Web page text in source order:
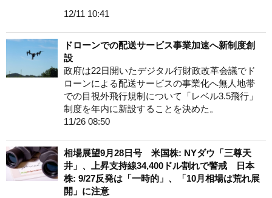
12/11 10:41
ドローンでの配送サービス事業加速へ新制度創
設
政府は22日開いたデジタル行財政改革会議でド
ローンによる配送サービスの事業化へ無人地帯
での目視外飛行規制について「レベル3.5飛行」
制度を年内に新設することを決めた。
11/26 08:50
相場展望9月28日号 米国株: NYダウ「三尊天
井」、上昇支持線34,400ドル割れで警戒 日本
株: 9/27反発は「一時的」、「10月相場は荒れ展
開」に注意